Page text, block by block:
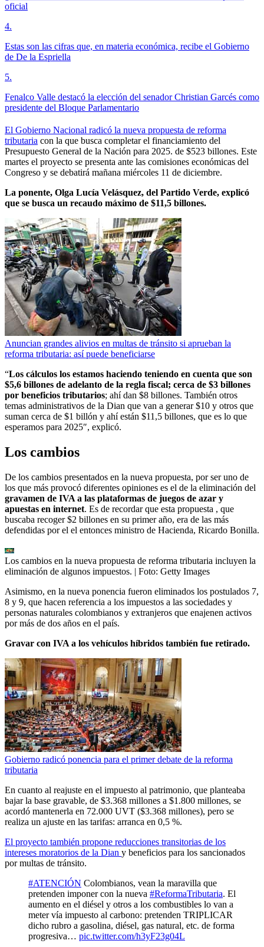
oficial
4.
Estas son las cifras que, en materia económica, recibe el Gobierno
de De la Espriella
5.
Fenalco Valle destacó la elección del senador Christian Garcés como
presidente del Bloque Parlamentario
El Gobierno Nacional radicó la nueva propuesta de reforma
tributaria con la que busca completar el financiamiento del
Presupuesto General de la Nación para 2025. de $523 billones. Este
martes el proyecto se presenta ante las comisiones económicas del
Congreso y se debatirá mañana miércoles 11 de diciembre.
La ponente, Olga Lucía Velásquez, del Partido Verde, explicó
que se busca un recaudo máximo de $11,5 billones.
Anuncian grandes alivios en multas de tránsito si aprueban la
reforma tributaria: así puede beneficiarse
“Los cálculos los estamos haciendo teniendo en cuenta que son
$5,6 billones de adelanto de la regla fiscal; cerca de $3 billones
por beneficios tributarios; ahí dan $8 billones. También otros
temas administrativos de la Dian que van a generar $10 y otros que
suman cerca de $1 billón y ahí están $11,5 billones, que es lo que
esperamos para 2025″, explicó.
Los cambios
De los cambios presentados en la nueva propuesta, por ser uno de
los que más provocó diferentes opiniones es el de la eliminación del
gravamen de IVA a las plataformas de juegos de azar y
apuestas en internet. Es de recordar que esta propuesta , que
buscaba recoger $2 billones en su primer año, era de las más
defendidas por el el entonces ministro de Hacienda, Ricardo Bonilla.
Los cambios en la nueva propuesta de reforma tributaria incluyen la
eliminación de algunos impuestos. | Foto: Getty Images
Asimismo, en la nueva ponencia fueron eliminados los postulados 7,
8 y 9, que hacen referencia a los impuestos a las sociedades y
personas naturales colombianos y extranjeros que enajenen activos
por más de dos años en el país.
Gravar con IVA a los vehículos híbridos también fue retirado.
Gobierno radicó ponencia para el primer debate de la reforma
tributaria
En cuanto al reajuste en el impuesto al patrimonio, que planteaba
bajar la base gravable, de $3.368 millones a $1.800 millones, se
acordó mantenerla en 72.000 UVT ($3.368 millones), pero se
realiza un ajuste en las tarifas: arranca en 0,5 %.
El proyecto también propone reducciones transitorias de los
intereses moratorios de la Dian y beneficios para los sancionados
por multas de tránsito.
#ATENCIÓN Colombianos, vean la maravilla que
pretenden imponer con la nueva #ReformaTributaria. El
aumento en el diésel y otros a los combustibles lo van a
meter vía impuesto al carbono: pretenden TRIPLICAR
dicho rubro a gasolina, diésel, gas natural, etc. de forma
progresiva… pic.twitter.com/h3yF23g04L